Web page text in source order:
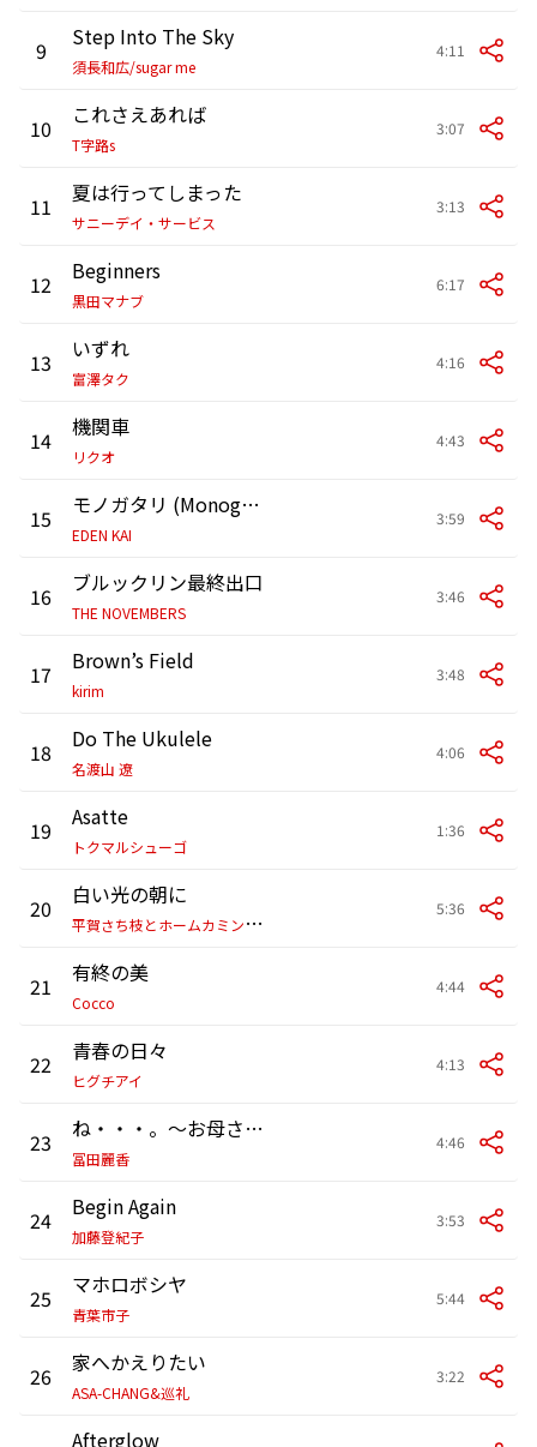
9 Step Into The Sky
須長和広/sugar me
4:11
10 これさえあれば
T字路s
3:07
11 夏は行ってしまった
サニーデイ・サービス
3:13
12 Beginners
黒田マナブ
6:17
13 いずれ
富澤タク
4:16
14 機関車
リクオ
4:43
15 モノガタリ (Monogatari)
EDEN KAI
3:59
16 ブルックリン最終出口
THE NOVEMBERS
3:46
17 Brown’s Field
kirim
3:48
18 Do The Ukulele
名渡山 遼
4:06
19 Asatte
トクマルシューゴ
1:36
20
白い光の朝に
平
賀さち枝とホームカミングス
5:36
21 有終の美
Cocco
4:44
22 青春の日々
ヒグチアイ
4:13
23 ね・・・。～お母さんの桜～
冨田麗香
4:46
24 Begin Again
加藤登紀子
3:53
25 マホロボシヤ
青葉市子
5:44
26 家へかえりたい
ASA-CHANG&巡礼
3:22
Afterglow